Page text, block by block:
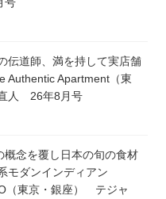
伝道師、満を持して実店舗
Apartment（東
人 26年8月号
概念を覆し日本の旬の食材
モダンインディアン
（東京・銀座） テジャ